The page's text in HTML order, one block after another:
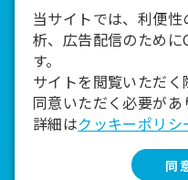
お
当サイトでは、利便
析、広告配信のため
す。
サイトを閲覧いただ
同意いただく必要があ
詳細はクッキーポリシ
同